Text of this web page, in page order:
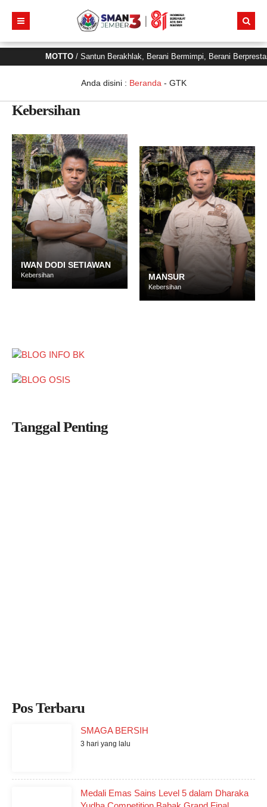
MOTTO/ Santun Berakhlak, Berani Bermimpi, Berani
Anda disini : Beranda - GTK
Kebersihan
IWAN DODI SETIAWAN
Kebersihan MANSUR
Kebersihan
MOCH. ILHAM
Tanggal Penting
Pos Terbaru
SMAGA BERSIH
3 hari yang lalu
Medali Emas Sains Level 5 dalam Dharaka